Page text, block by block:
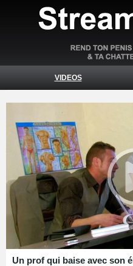
VIDEOS
Un prof qui baise avec son